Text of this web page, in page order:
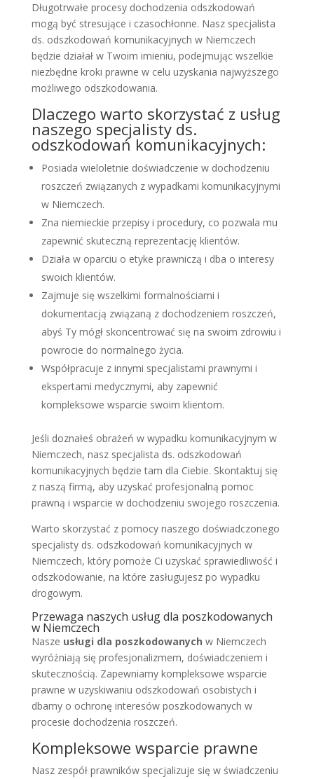
Długotrwałe procesy dochodzenia odszkodowań
mogą być stresujące i czasochłonne. Nasz specjalista
ds. odszkodowań komunikacyjnych w Niemczech
będzie działał w Twoim imieniu, podejmując wszelkie
niezbędne kroki prawne w celu uzyskania najwyższego
możliwego odszkodowania.
Dlaczego warto skorzystać z usług
naszego specjalisty ds.
odszkodowań komunikacyjnych:
Posiada wieloletnie doświadczenie w dochodzeniu
roszczeń związanych z wypadkami komunikacyjnymi
w Niemczech.
Zna niemieckie przepisy i procedury, co pozwala mu
zapewnić skuteczną reprezentację klientów.
Działa w oparciu o etyke prawniczą i dba o interesy
swoich klientów.
Zajmuje się wszelkimi formalnościami i
dokumentacją związaną z dochodzeniem roszczeń,
abyś Ty mógł skoncentrować się na swoim zdrowiu i
powrocie do normalnego życia.
Współpracuje z innymi specjalistami prawnymi i
ekspertami medycznymi, aby zapewnić
kompleksowe wsparcie swoim klientom.
Jeśli doznałeś obrażeń w wypadku komunikacyjnym w
Niemczech, nasz specjalista ds. odszkodowań
komunikacyjnych będzie tam dla Ciebie. Skontaktuj się
z naszą firmą, aby uzyskać profesjonalną pomoc
prawną i wsparcie w dochodzeniu swojego roszczenia.
Warto skorzystać z pomocy naszego doświadczonego
specjalisty ds. odszkodowań komunikacyjnych w
Niemczech, który pomoże Ci uzyskać sprawiedliwość i
odszkodowanie, na które zasługujesz po wypadku
drogowym.
Przewaga naszych usług dla poszkodowanych
w Niemczech
Nasze usługi dla poszkodowanych w Niemczech
wyróżniają się profesjonalizmem, doświadczeniem i
skutecznością. Zapewniamy kompleksowe wsparcie
prawne w uzyskiwaniu odszkodowań osobistych i
dbamy o ochronę interesów poszkodowanych w
procesie dochodzenia roszczeń.
Kompleksowe wsparcie prawne
Nasz zespół prawników specjalizuje się w świadczeniu